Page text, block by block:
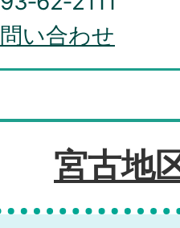
い合わせ
宮古地